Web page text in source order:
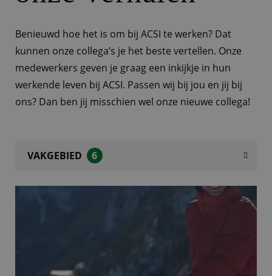
Benieuwd hoe het is om bij ACSI te werken? Dat
kunnen onze collega’s je het beste vertellen. Onze
medewerkers geven je graag een inkijkje in hun
werkende leven bij ACSI. Passen wij bij jou en jij bij
ons? Dan ben jij misschien wel onze nieuwe collega!
VAKGEBIED 6